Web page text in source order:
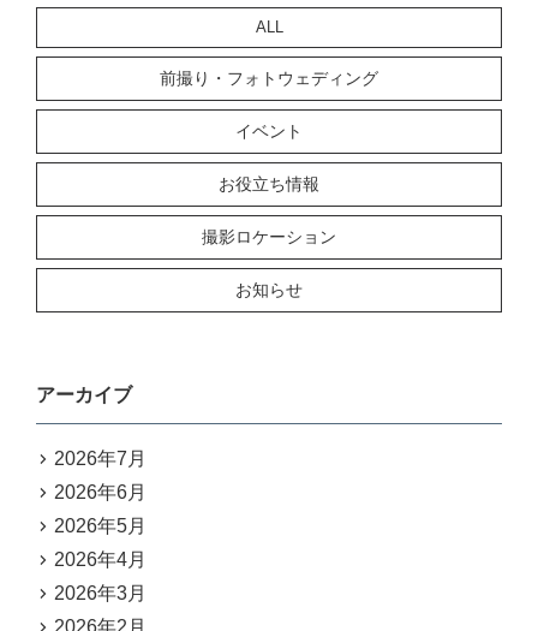
ALL
前撮り・フォトウェディング
イベント
お役立ち情報
撮影ロケーション
お知らせ
アーカイブ
2026年7月
2026年6月
2026年5月
2026年4月
2026年3月